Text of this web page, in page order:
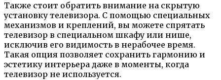
Также стоит обратить внимание на скрытую
установку телевизора. С помощью специальных
механизмов и креплений, вы можете спрятать
телевизор в специальном шкафу или нише,
исключив его видимость в нерабочее время.
Такая опция позволяет сохранить гармонию и
эстетику интерьера даже в моменты, когда
телевизор не используется.